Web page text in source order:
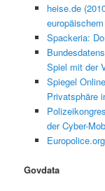
heise.de
Spackeria:
Spiel mit der
Spiegel
Privatsphäre
der Cyber-
Govdata